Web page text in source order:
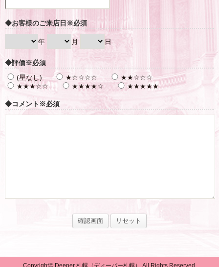
◆お客様のご来店日 ※必須
年 月 日
◆評価※必須
(星なし)
★☆☆☆☆
★★☆☆☆
★★★☆☆
★★★★☆ ★★★★★
◆コメント ※必須
Copyright© Deeper 札幌（ディーパー札幌） All Rights Reserved.